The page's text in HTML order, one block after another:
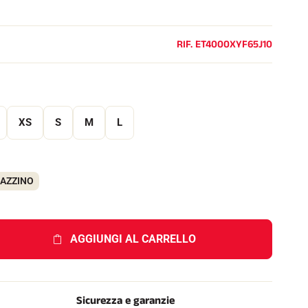
RIF. ET4000XYF65J10
XS S M L
AGGIUNGI AL CARRELLO
Sicurezza e garanzie